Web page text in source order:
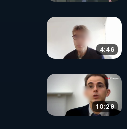
4:46
10:29